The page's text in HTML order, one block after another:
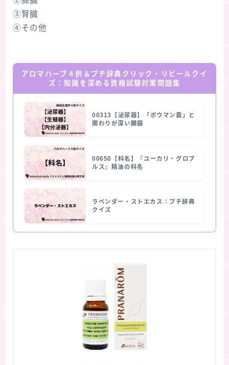
③腎臓
④その他
アロマハーブ４択＆プチ辞典クリック・リビールクイ
ズ：知識を深める資格試験対策問題集
00313【泌尿器】「ボウマン嚢」と
関わりが深い臓器
00650【科名】『ユーカリ・グロブ
ルス』精油の科名
ラベンダー・ストエカス：プチ辞典
クイズ